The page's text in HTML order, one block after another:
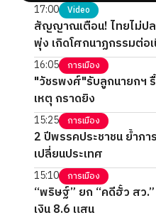
17:00 Video
สัญญาณเตือน! ไทยไม่ป
พุ่ง เกิดโศกนาฏกรรมต่อ
16:05 การเมือง
"วัชรพงศ์"รับลูกนายกฯ
เหตุ กราดยิง
15:25 การเมือง
2 ปีพรรคประชาชน ย้ำภา
เปลี่ยนประเทศ
15:10 การเมือง
“พริษฐ์” ยก “คดีฮั้ว สว
เงิน 8.6 แสน